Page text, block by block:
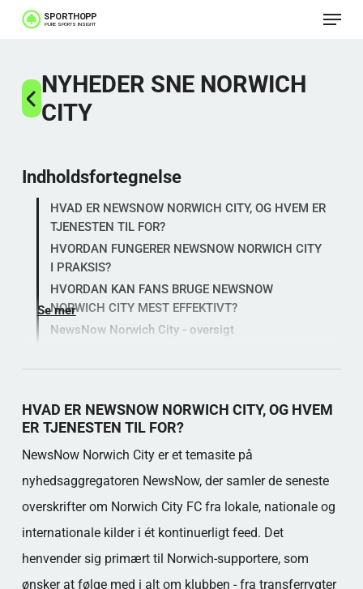
Spring
Menu
NYHEDER SNE NORWICH
CITY
HVAD ER NEWSNOW NORWICH CITY, OG HVEM
ER TJENESTEN TIL FOR?
NewsNow Norwich City er et temasite på
nyhedsaggregatoren NewsNow, der samler de seneste
overskrifter om Norwich City FC fra lokale, nationale og
internationale kilder i ét kontinuerligt feed. Det
henvender sig primært til Norwich-supportere, som
ønsker at følge med i alt om klubben - fra transferrygter
Indholdsfortegnelse
HVAD ER NEWSNOW NORWICH CITY, OG HVEM ER
TJENESTEN TIL FOR?
HVORDAN FUNGERER NEWSNOW NORWICH CITY
I PRAKSIS?
HVORDAN KAN FANS BRUGE NEWSNOW
NORWICH CITY MEST EFFEKTIVT?
NewsNow Norwich City - oversigt
Nøgletal for NewsNow (virksomhed)
Typiske indholdstyper i NewsNow Norwich City
Eksempler på generel statistik
Rolle i medierne omkring Norwich
Populære kategorier
Se mer